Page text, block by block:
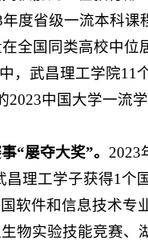
度省级一流本科
全国同类高校中位
，武昌理工学院
中国大学一
“屡夺大奖”。 2023
理工学子获得1
软件和信息技术
物实验技能竞赛